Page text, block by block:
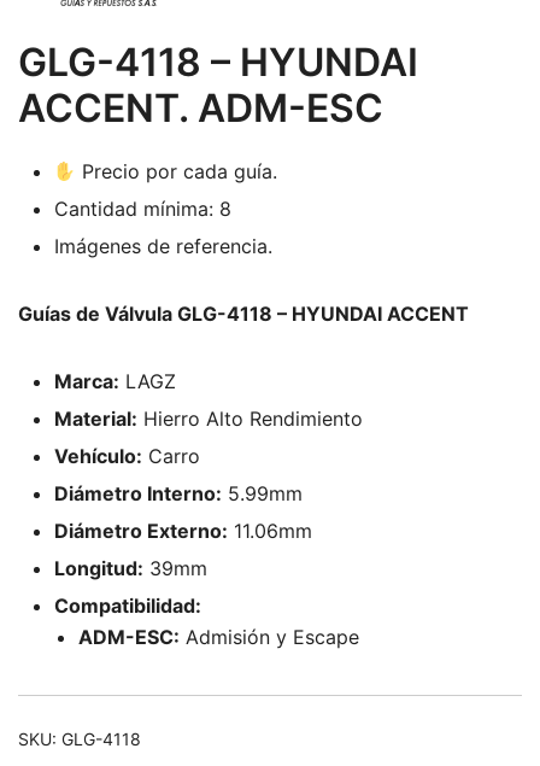
GLG-4118 – HYUNDAI
ACCENT. ADM-ESC
Precio por cada guía.
Cantidad mínima: 8
Imágenes de referencia.
Guías de Válvula GLG-4118 – HYUNDAI ACCENT
Marca: LAGZ
Material: Hierro Alto Rendimiento
Vehículo: Carro
Diámetro Interno: 5.99mm
Diámetro Externo: 11.06mm
Longitud: 39mm
Compatibilidad:
ADM-ESC: Admisión y Escape
SKU: GLG-4118